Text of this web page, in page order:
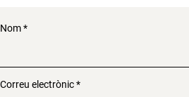
Nom*
Correu electrònic*